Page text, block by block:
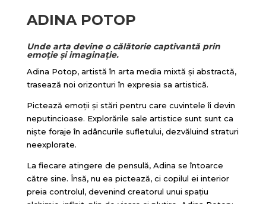
ADINA POTOP
Unde arta devine o călătorie captivantă prin
emoție și imaginație.
Adina Potop, artistă în arta media mixtă și abstractă,
trasează noi orizonturi în expresia sa artistică.
Pictează emoții și stări pentru care cuvintele îi devin
neputincioase. Explorările sale artistice sunt sunt ca
niște foraje în adâncurile sufletului, dezvăluind straturi
neexplorate.
La fiecare atingere de pensulă, Adina se întoarce
către sine. Însă, nu ea pictează, ci copilul ei interior
preia controlul, devenind creatorul unui spațiu